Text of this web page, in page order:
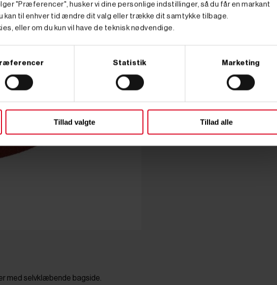
"Præferencer", husker vi dine personlige indstillinger, så du får en markant
kan til enhver tid ændre dit valg eller trække dit samtykke tilbage.
eller om du kun vil have de teknisk nødvendige.
Statistik Marketing
Tillad valgte Tillad alle
med selvklæbende bagside.